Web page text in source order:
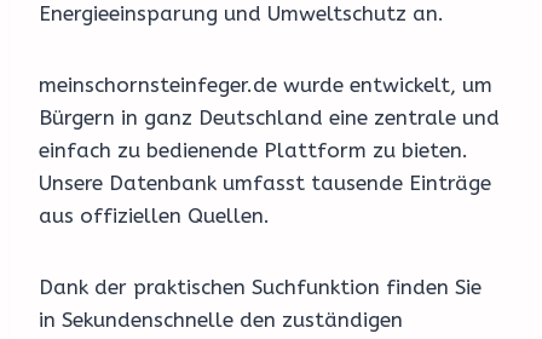
Energieeinsparung und Umweltschutz an.
meinschornsteinfeger.de wurde entwickelt, um
Bürgern in ganz Deutschland eine zentrale und
einfach zu bedienende Plattform zu bieten.
Unsere Datenbank umfasst tausende Einträge
aus offiziellen Quellen.
Dank der praktischen Suchfunktion finden Sie
in Sekundenschnelle den zuständigen